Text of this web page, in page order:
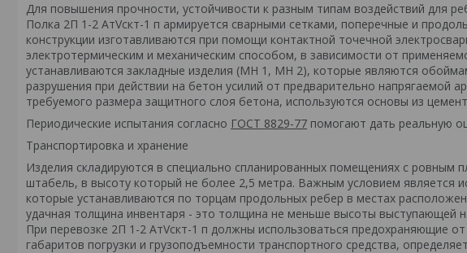
Для повышения прочности, устойчивости к разным типам воздействий для
Полка 2П 1-2 АтVскт-1 п армируется сварными сетками, поперечные и
конструкции изготавливаются при помощи контактной точечной
электротермическим и механическим способом, в зависимости от
устанавливаются закладные изделия (МН 1, МН 2), которые являются
разрушения при действии на бетон усилий от предварительно напрягаемой
требуемого размера защитного слоя бетона, используются основы из
Периодические испытания согласно ГОСТ 8829-77 помогают дать реальную
Транспортировка и хранение
Изделия складируются в специально спланированных помещениях с
штабель, в высоту который не более 2,5 метра. Важным условием является
которые устанавливаются по торцам продольных ребер в местах
удачная толщина инвентаря - это толщина не меньше высоты выступающей
При перевозке 2П 1-2 АтVскт-1 п должны использоваться предохраняющие
габаритов погрузки и грузоподъемности транспортного средства,